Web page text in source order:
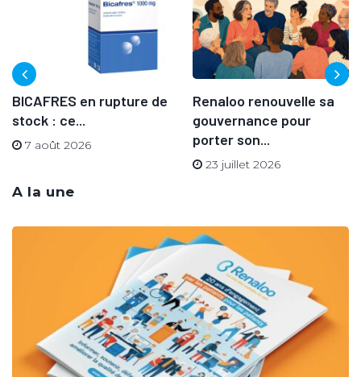
BICAFRES en rupture de
stock : ce...
7 août 2026
Renaloo renouvelle sa
gouvernance pour
porter son...
23 juillet 2026
A la une